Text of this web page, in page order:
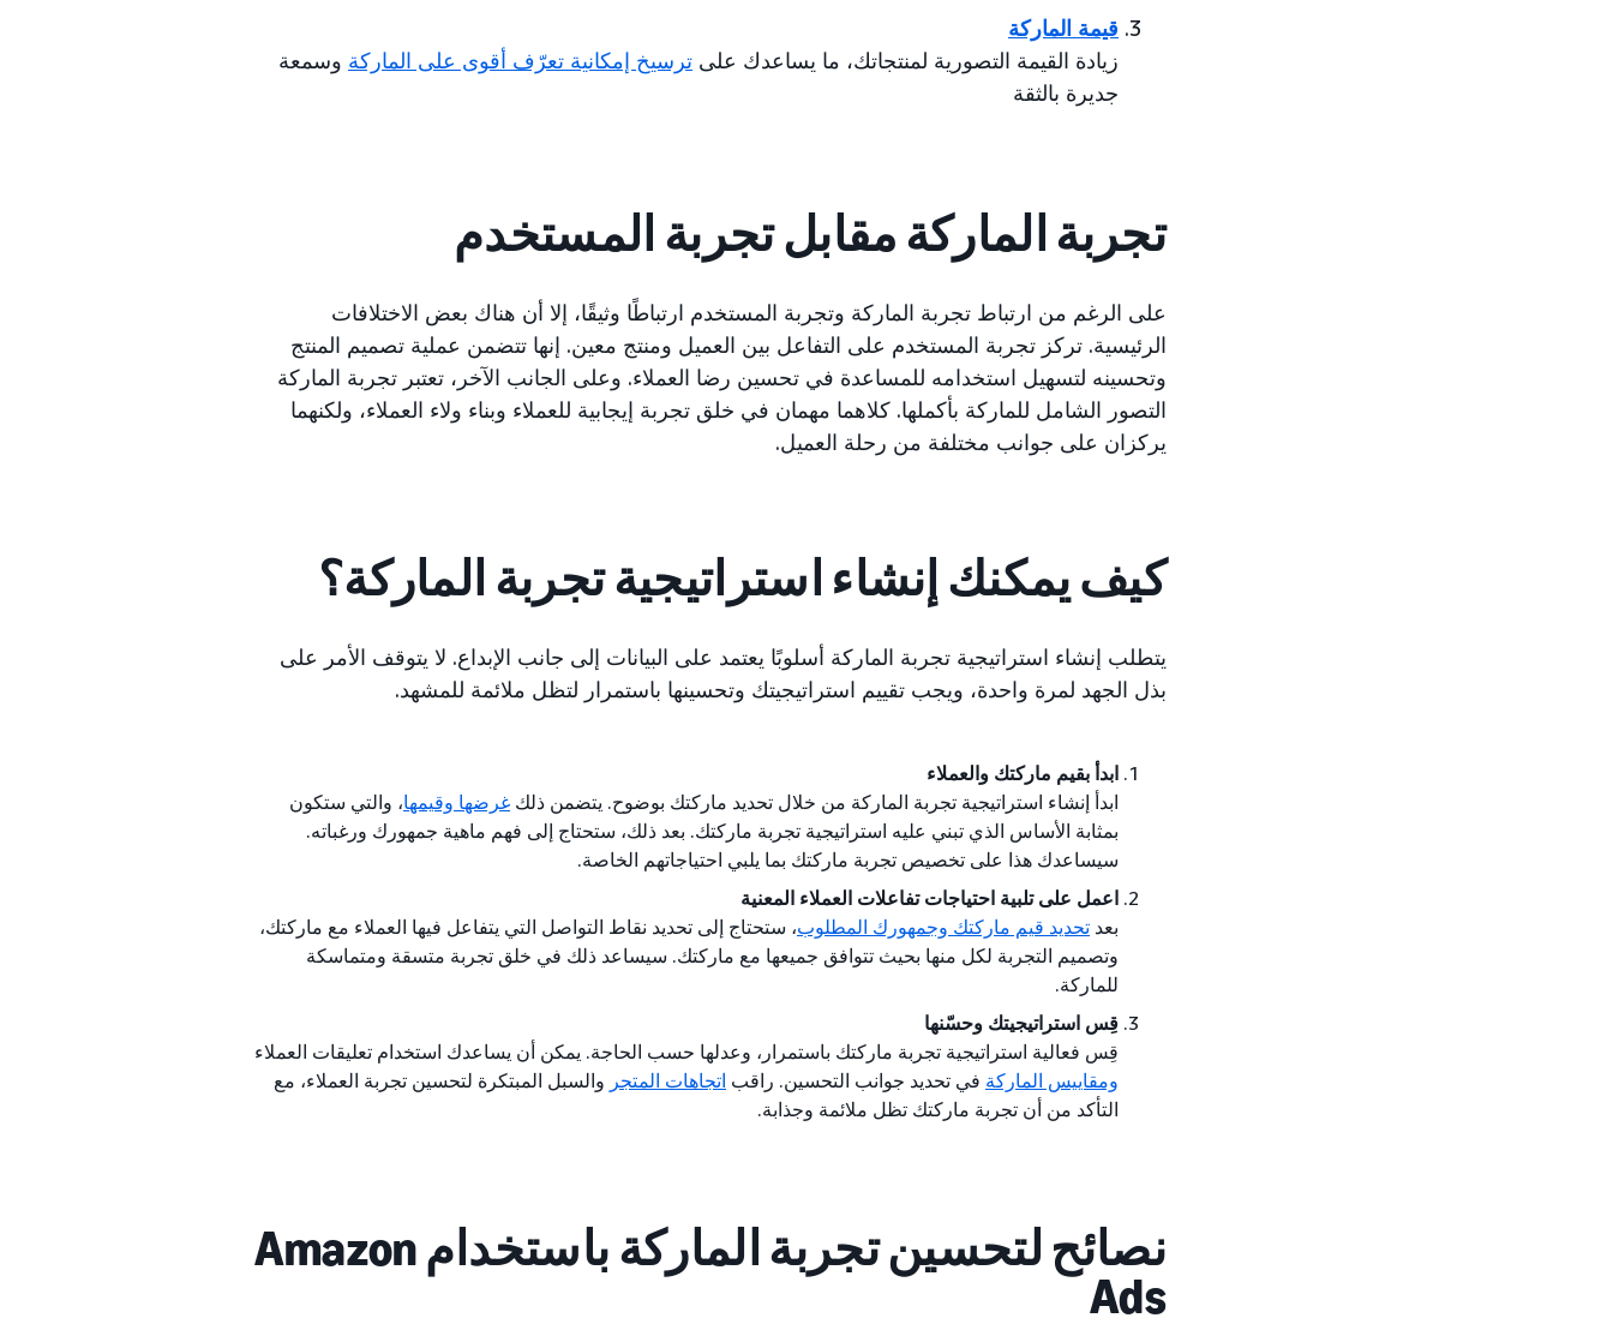
قيمة الماركة
زيادة القيمة التصورية لمنتجاتك، ما يساعدك على ترسيخ إمكانية تعرّف أقوى على الماركة وسمعة
جديرة بالثقة
تجربة الماركة مقابل تجربة المستخدم
على الرغم من ارتباط تجربة الماركة وتجربة المستخدم ارتباطًا وثيقًا، إلا أن هناك بعض الاختلافات
الرئيسية. تركز تجربة المستخدم على التفاعل بين العميل ومنتج معين. إنها تتضمن عملية تصميم المنتج
وتحسينه لتسهيل استخدامه للمساعدة في تحسين رضا العملاء. وعلى الجانب الآخر، تعتبر تجربة الماركة
التصور الشامل للماركة بأكملها. كلاهما مهمان في خلق تجربة إيجابية للعملاء وبناء ولاء العملاء، ولكنهما
يركزان على جوانب مختلفة من رحلة العميل.
كيف يمكنك إنشاء استراتيجية تجربة الماركة؟
يتطلب إنشاء استراتيجية تجربة الماركة أسلوبًا يعتمد على البيانات إلى جانب الإبداع. لا يتوقف الأمر على
بذل الجهد لمرة واحدة، ويجب تقييم استراتيجيتك وتحسينها باستمرار لتظل ملائمة للمشهد.
ابدأ بقيم ماركتك والعملاء
ابدأ إنشاء استراتيجية تجربة الماركة من خلال تحديد ماركتك بوضوح. يتضمن ذلك غرضها وقيمها، والتي ستكون
بمثابة الأساس الذي تبني عليه استراتيجية تجربة ماركتك. بعد ذلك، ستحتاج إلى فهم ماهية جمهورك ورغباته.
سيساعدك هذا على تخصيص تجربة ماركتك بما يلبي احتياجاتهم الخاصة.
اعمل على تلبية احتياجات تفاعلات العملاء المعنية
بعد تحديد قيم ماركتك وجمهورك المطلوب، ستحتاج إلى تحديد نقاط التواصل التي يتفاعل فيها العملاء مع ماركتك،
وتصميم التجربة لكل منها بحيث تتوافق جميعها مع ماركتك. سيساعد ذلك في خلق تجربة متسقة ومتماسكة
للماركة.
قِس استراتيجيتك وحسّنها
قِس فعالية استراتيجية تجربة ماركتك باستمرار، وعدلها حسب الحاجة. يمكن أن يساعدك استخدام تعليقات العملاء
ومقاييس الماركة في تحديد جوانب التحسين. راقب اتجاهات المتجر والسبل المبتكرة لتحسين تجربة العملاء، مع
التأكد من أن تجربة ماركتك تظل ملائمة وجذابة.
نصائح لتحسين تجربة الماركة باستخدام Amazon
Ads